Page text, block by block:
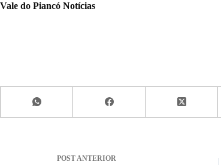
Vale do Piancó Notícias
POST ANTERIOR